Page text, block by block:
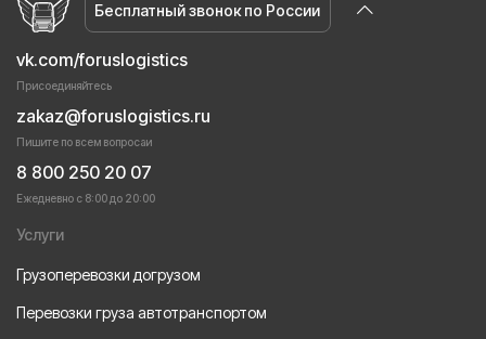
Бесплатный звонок по России
vk.com/foruslogistics
Присоединяйтесь
zakaz@foruslogistics.ru
Пишите по всем вопросаи
8 800 250 20 07
Ежедневно с 8:00 до 20:00
Услуги
Грузоперевозки догрузом
Перевозки груза автотранспортом